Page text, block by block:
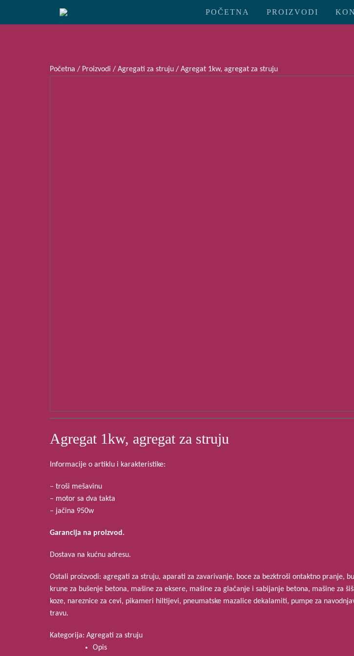
POČETNA PROIZVODI
Početna / Proizvodi / Agregati za struju / Agregat 1kw, agregat za struju
Agregat 1kw, agregat za struju
Informacije o artiklu i karakteristike:
– troši mešavinu
– motor sa dva takta
– jačina 950w
Garancija na proizvod.
Dostava na kućnu adresu.
Ostali proizvodi: agregati za struju, aparati za zavarivanje, boce za bezktroši ontaktno pranje,
krune za bušenje betona, mašine za eksere, mašine za glačanje i sabijanje betona, mašine
koze, nareznice za cevi, pikameri hiltijevi, pneumatske mazalice dekalamiti, pumpe za
travu.
Kategorija: Agregati za struju
Opis